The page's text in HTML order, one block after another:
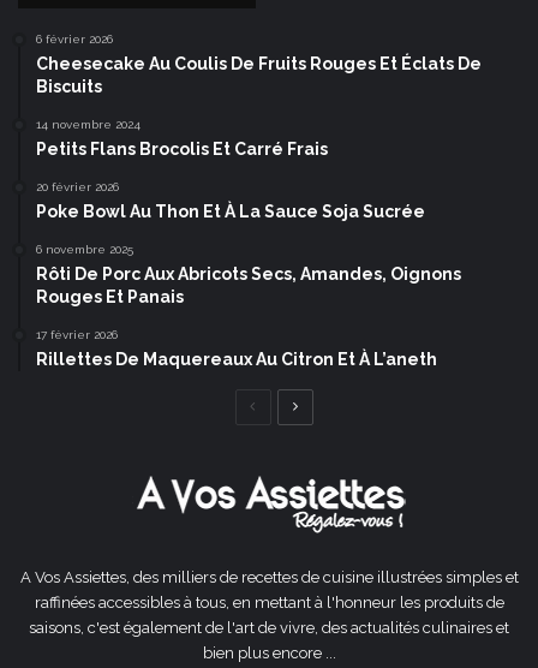
6 février 2026
Cheesecake Au Coulis De Fruits Rouges Et Éclats De
Biscuits
14 novembre 2024
Petits Flans Brocolis Et Carré Frais
20 février 2026
Poke Bowl Au Thon Et À La Sauce Soja Sucrée
6 novembre 2025
Rôti De Porc Aux Abricots Secs, Amandes, Oignons
Rouges Et Panais
17 février 2026
Rillettes De Maquereaux Au Citron Et À L’aneth
Page
A Vos Assiettes, des milliers de recettes de cuisine illustrées simples et
raffinées accessibles à tous, en mettant à l'honneur les produits de
saisons, c'est également de l'art de vivre, des actualités culinaires et
bien plus encore ...